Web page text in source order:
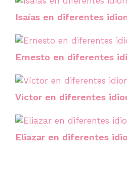
Isaías en diferentes
Ernesto en diferentes
Víctor en diferentes
Eliazar en diferentes